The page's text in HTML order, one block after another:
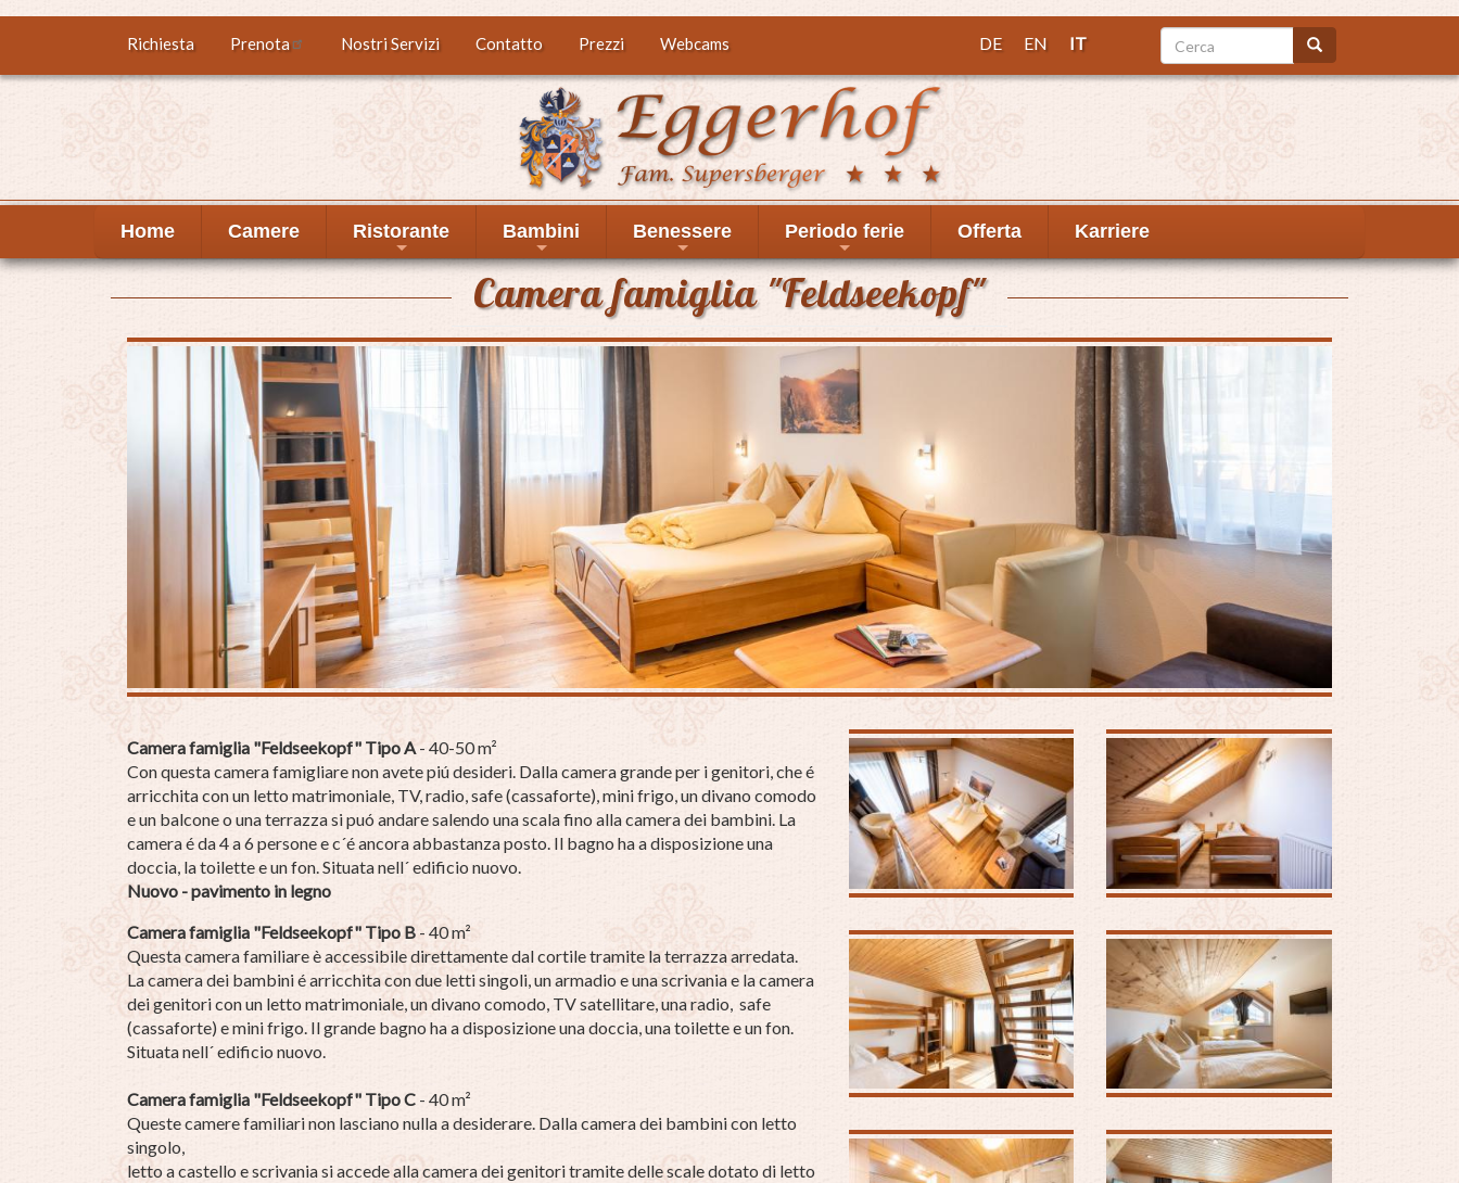
contenuto
Top
menu
Richiesta Prenota Nostri Servizi Contatto Prezzi Webcams DE EN IT Cerca Cerca
Home Camere
+
Ristorante
+
Bambini
+
Benessere
+
Periodo ferie Offerta Karriere
Camera famiglia "Feldseekopf"
Camera famiglia "Feldseekopf" Tipo A - 40-50 m²
Con questa camera famigliare non avete piú desideri. Dalla camera grande per i genitori, che é
arricchita con un letto matrimoniale, TV, radio, safe (cassaforte), mini frigo, un divano comodo
e un balcone o una terrazza si puó andare salendo una scala fino alla camera dei bambini. La
camera é da 4 a 6 persone e c´é ancora abbastanza posto. Il bagno ha a disposizione una
doccia, la toilette e un fon. Situata nell´ edificio nuovo.
Nuovo - pavimento in legno
Camera famiglia "Feldseekopf" Tipo B - 40 m²
Questa camera familiare è accessibile direttamente dal cortile tramite la terrazza arredata.
La camera dei bambini é arricchita con due letti singoli, un armadio e una scrivania e la camera
dei genitori con un letto matrimoniale, un divano comodo, TV satellitare, una radio, safe
(cassaforte) e mini frigo. Il grande bagno ha a disposizione una doccia, una toilette e un fon.
Situata nell´ edificio nuovo.
Camera famiglia "Feldseekopf" Tipo C - 40 m²
Queste camere familiari non lasciano nulla a desiderare. Dalla camera dei bambini con letto
singolo,
letto a castello e scrivania si accede alla camera dei genitori tramite delle scale dotato di letto